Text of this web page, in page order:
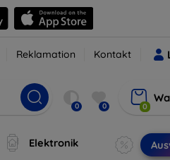
Reklamation Kontakt
0 0 0
Elektronik